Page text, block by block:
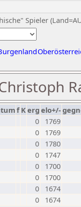
Spieler
f Kerg elo+/-
0
1769
0
1769
0
1780
0
1747
0
1700
0
1700
0
1674
0 1674